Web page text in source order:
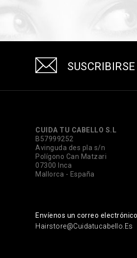
CUIDA TU CABELLO S.L
B57999252
Avinguda des pla s/n
Polígono Can Matzari
07300 Inca
Mallorca - España
Envíenos un correo
Hairstore@cuidatucabello.es